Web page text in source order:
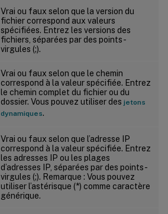
Vrai ou faux selon que la version du
fichier correspond aux valeurs
spécifiées. Entrez les versions des
fichiers, séparées par des points-
virgules (;).
Vrai ou faux selon que le chemin
correspond à la valeur spécifiée. Entrez
le chemin complet du fichier ou du
dossier. Vous pouvez utiliser des jetons
dynamiques.
Vrai ou faux selon que l’adresse IP
correspond à la valeur spécifiée. Entrez
les adresses IP ou les plages
d’adresses IP, séparées par des points-
virgules (;). Remarque : Vous pouvez
utiliser l’astérisque (*) comme caractère
générique.